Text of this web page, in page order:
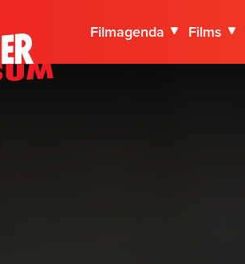
Filmagenda Films